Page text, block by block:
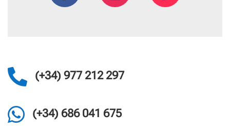
 (+34) 977 212 297
 (+34) 686 041 675